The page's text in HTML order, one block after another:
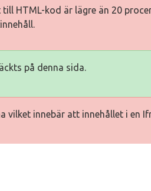
HTML-kod är lägre än 20
på denna sida.
vilket innebär att innehållet i en